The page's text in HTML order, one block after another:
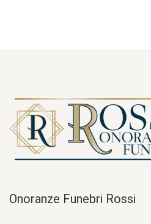
Onoranze Funebri Rossi